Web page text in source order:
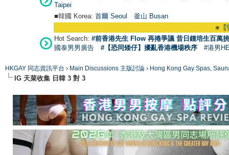
Taipei
■韓國 Korea: 首爾 Seoul 釜山 Busan
【號外】
Hot Search: #前香港先生 Flow 再捲爭議 昔日鍾培生百萬
國泰男男廣告
#【恐同矮仔】擾亂香港機場秩序 #港男
HKGAY 同志資訊平台 › Main Discussions 主版討論 › Hong Kong Gay Spas,
IG 天菜收集 日韓 3 對 3